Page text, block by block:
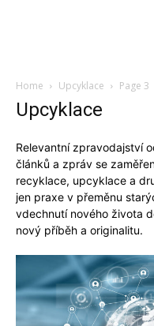
Home Upcyklace Page 3
Upcyklace
Relevantní zpravodajství
článků a zpráv se
recyklace, upcyklace a
jen praxe v přeměnu
vdechnutí nového života
nový příběh a originalitu.